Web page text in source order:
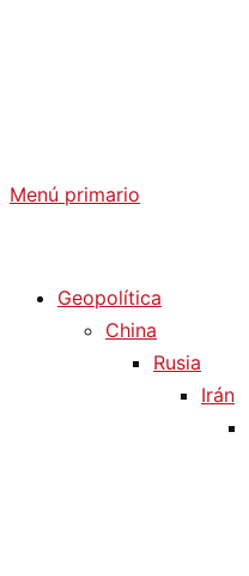
Menú primario
Geopolítica
China
Rusia
Irán